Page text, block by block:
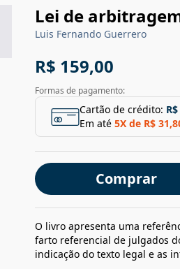
Lei de
Luis Fernando Guerrero
R$ 159,00
Formas de pagamento:
Cartão de crédito:
Em até 5X de R$
Comprar
O livro apresenta uma
farto referencial de julgados
indicação do texto legal e as